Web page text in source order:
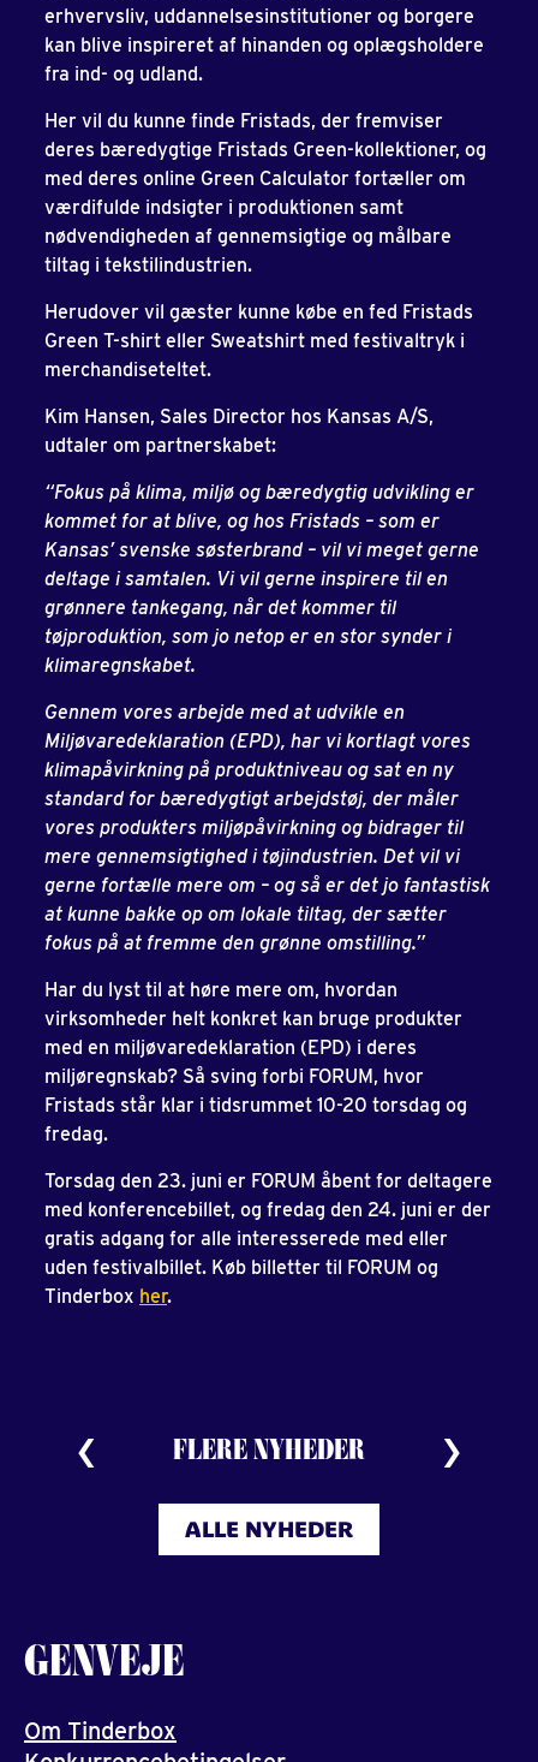
erhvervsliv, uddannelsesinstitutioner og borgere
kan blive inspireret af hinanden og oplægsholdere
fra ind- og udland.
Her vil du kunne finde Fristads, der fremviser
deres bæredygtige Fristads Green-kollektioner, og
med deres online Green Calculator fortæller om
værdifulde indsigter i produktionen samt
nødvendigheden af gennemsigtige og målbare
tiltag i tekstilindustrien.
Herudover vil gæster kunne købe en fed Fristads
Green T-shirt eller Sweatshirt med festivaltryk i
merchandiseteltet.
Kim Hansen, Sales Director hos Kansas A/S,
udtaler om partnerskabet:
“Fokus på klima, miljø og bæredygtig udvikling er
kommet for at blive, og hos Fristads – som er
Kansas’ svenske søsterbrand – vil vi meget gerne
deltage i samtalen. Vi vil gerne inspirere til en
grønnere tankegang, når det kommer til
tøjproduktion, som jo netop er en stor synder i
klimaregnskabet.
Gennem vores arbejde med at udvikle en
Miljøvaredeklaration (EPD), har vi kortlagt vores
klimapåvirkning på produktniveau og sat en ny
standard for bæredygtigt arbejdstøj, der måler
vores produkters miljøpåvirkning og bidrager til
mere gennemsigtighed i tøjindustrien. Det vil vi
gerne fortælle mere om – og så er det jo fantastisk
at kunne bakke op om lokale tiltag, der sætter
fokus på at fremme den grønne omstilling.”
Har du lyst til at høre mere om, hvordan
virksomheder helt konkret kan bruge produkter
med en miljøvaredeklaration (EPD) i deres
miljøregnskab? Så sving forbi FORUM, hvor
Fristads står klar i tidsrummet 10-20 torsdag og
fredag.
Torsdag den 23. juni er FORUM åbent for deltagere
med konferencebillet, og fredag den 24. juni er der
gratis adgang for alle interesserede med eller
uden festivalbillet. Køb billetter til FORUM og
Tinderbox her.
FLERE NYHEDER
ALLE NYHEDER
GENVEJE
Om Tinderbox